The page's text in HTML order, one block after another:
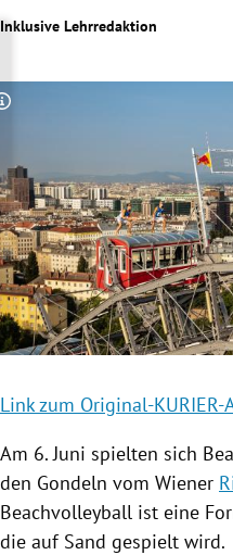
Untermenü
Untermenü
Untermenü
Untermenü
Untermenü
Untermenü
Inklusive Lehrredaktion
Copyright-Hinweis öffnen/
Link zum Original-
Am 6. Juni spielten sich
den Gondeln vom Wiener
Beachvolleyball ist eine
die auf Sand gespielt wird.